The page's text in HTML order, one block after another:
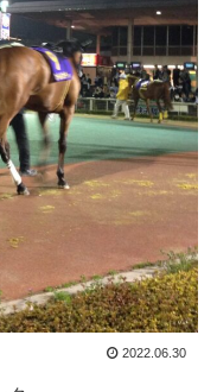
2022.06.30